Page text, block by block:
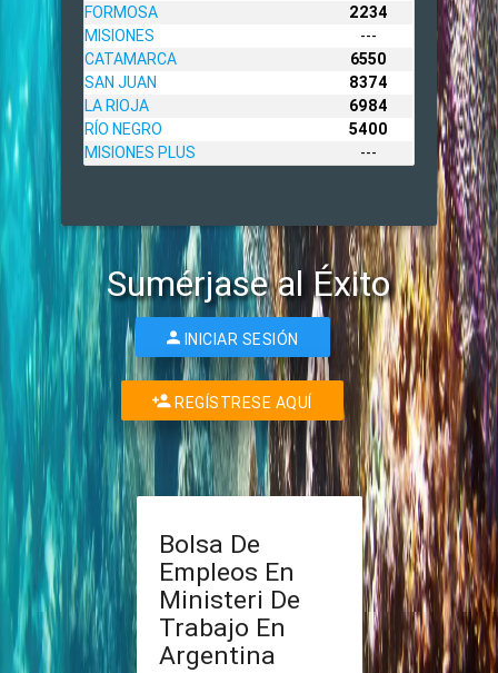
FORMOSA
2234
MISIONES
---
CATAMARCA
6550
SAN JUAN
8374
LA RIOJA
6984
RÍO NEGRO
5400
MISIONES PLUS
---
Sumérjase al Éxito
INICIAR SESIÓN
REGÍSTRESE AQUÍ
Bolsa De
Empleos En
Ministeri De
Trabajo En
Argentina